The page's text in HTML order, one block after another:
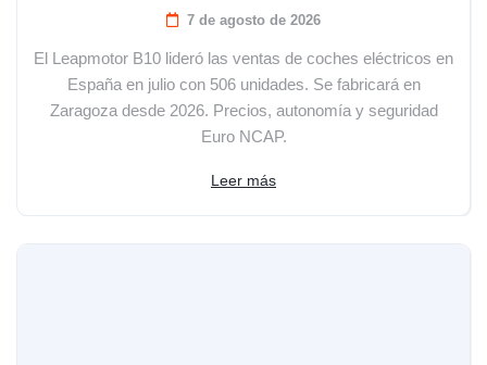
7 de agosto de 2026
El Leapmotor B10 lideró las ventas de coches eléctricos en
España en julio con 506 unidades. Se fabricará en
Zaragoza desde 2026. Precios, autonomía y seguridad
Euro NCAP.
Leer más